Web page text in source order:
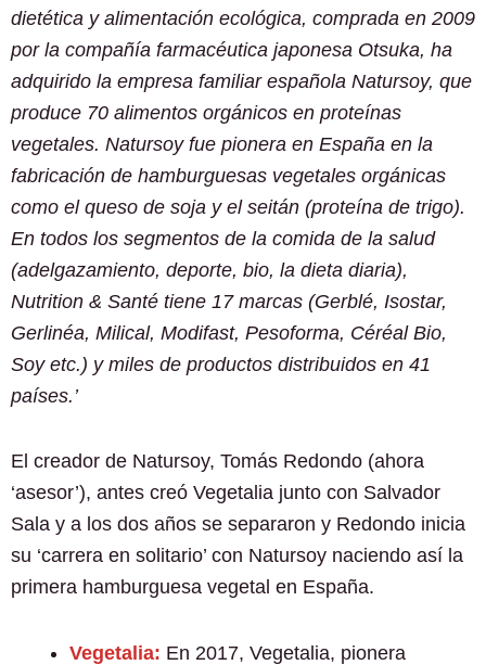
dietética y alimentación ecológica, comprada en 2009
por la compañía farmacéutica japonesa Otsuka, ha
adquirido la empresa familiar española Natursoy, que
produce 70 alimentos orgánicos en proteínas
vegetales. Natursoy fue pionera en España en la
fabricación de hamburguesas vegetales orgánicas
como el queso de soja y el seitán (proteína de trigo).
En todos los segmentos de la comida de la salud
(adelgazamiento, deporte, bio, la dieta diaria),
Nutrition & Santé tiene 17 marcas (Gerblé, Isostar,
Gerlinéa, Milical, Modifast, Pesoforma, Céréal Bio,
Soy etc.) y miles de productos distribuidos en 41
países.’
El creador de Natursoy, Tomás Redondo (ahora
‘asesor’), antes creó Vegetalia junto con Salvador
Sala y a los dos años se separaron y Redondo inicia
su ‘carrera en solitario’ con Natursoy naciendo así la
primera hamburguesa vegetal en España.
Vegetalia: En 2017, Vegetalia, pionera